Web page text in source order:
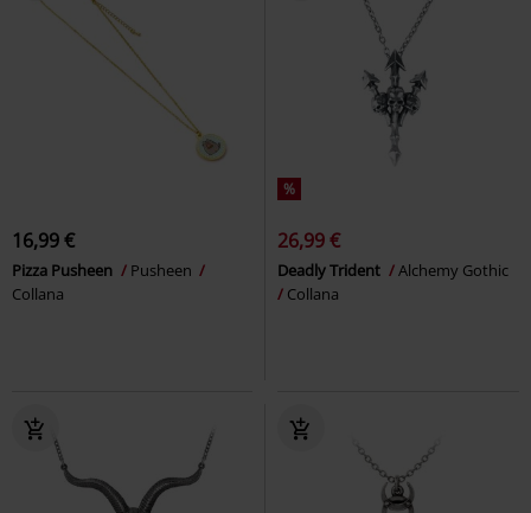
16,99 €
Pizza Pusheen
Pusheen
Collana
%
26,99 €
Deadly Trident
Alchemy Gothic
Collana